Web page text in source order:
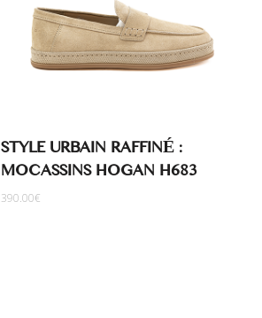
STYLE URBAIN RAFFINÉ :
MOCASSINS HOGAN H683
390.00€